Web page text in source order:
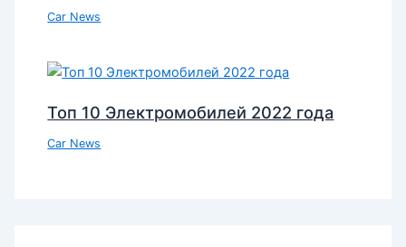
Car News
Топ 10 Электромобилей 2022 года
Car News